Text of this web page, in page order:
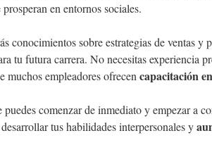
en entornos sociales.
conocimientos sobre estrategias de ventas y
tu futura carrera. No necesitas experiencia
muchos empleadores ofrecen capacitación
comenzar de inmediato y empezar a
tus habilidades interpersonales y